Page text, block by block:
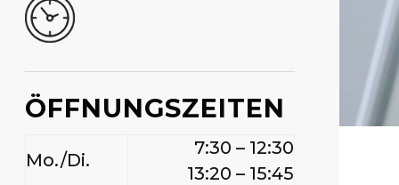
ÖFFNUNGSZEITEN
Mo./Di.
7:30 – 12:30
13:20 – 15:45